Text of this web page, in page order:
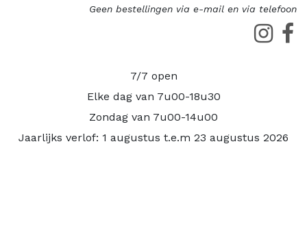
Geen bestellingen via e-mail en via telefoon
7/7 open
Elke dag van 7u00-18u30
Zondag van 7u00-14u00
Jaarlijks verlof: 1 augustus t.e.m 23 augustus 2026